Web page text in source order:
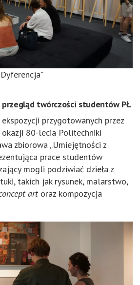
twórczości studentów PŁ
przygotowanych przez
80-lecia Politechniki
zbiorowa „Umiejętności z
prace studentów
mogli podziwiać dzieła z
takich jak rysunek, malarstwo,
artoraz kompozycja